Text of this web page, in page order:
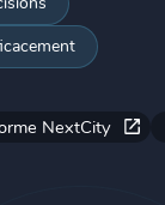
NextCity